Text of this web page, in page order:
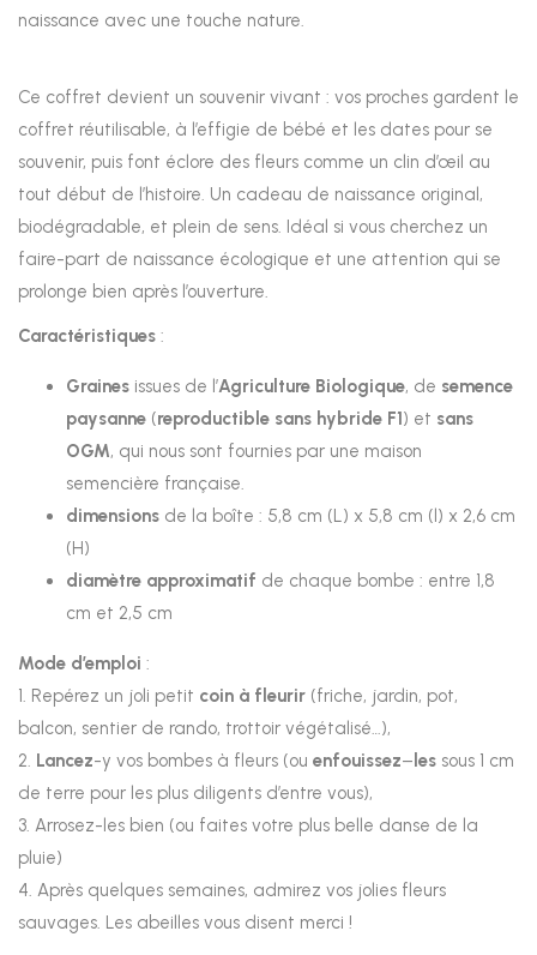
naissance avec une touche nature.
Ce coffret devient un souvenir vivant : vos proches gardent le
coffret réutilisable, à l’effigie de bébé et les dates pour se
souvenir, puis font éclore des fleurs comme un clin d’œil au
tout début de l’histoire. Un cadeau de naissance original,
biodégradable, et plein de sens. Idéal si vous cherchez un
faire-part de naissance écologique et une attention qui se
prolonge bien après l’ouverture.
Caractéristiques :
Graines issues de l’Agriculture Biologique, de semence
paysanne (reproductible sans hybride F1) et sans
OGM, qui nous sont fournies par une maison
semencière française.
dimensions de la boîte : 5,8 cm (L) x 5,8 cm (l) x 2,6 cm
(H)
diamètre approximatif de chaque bombe : entre 1,8
cm et 2,5 cm
Mode d’emploi :
1. Repérez un joli petit coin à fleurir (friche, jardin, pot,
balcon, sentier de rando, trottoir végétalisé…),
2. Lancez-y vos bombes à fleurs (ou enfouissez– les sous 1 cm
de terre pour les plus diligents d’entre vous),
3. Arrosez-les bien (ou faites votre plus belle danse de la
pluie)
4. Après quelques semaines, admirez vos jolies fleurs
sauvages. Les abeilles vous disent merci !